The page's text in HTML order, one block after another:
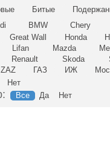
Битые
BMW Chery
Great Wall Honda
Lifan Mazda
Renault Skoda
ZAZ ГАЗ ИЖ
Нет
Все Да Нет